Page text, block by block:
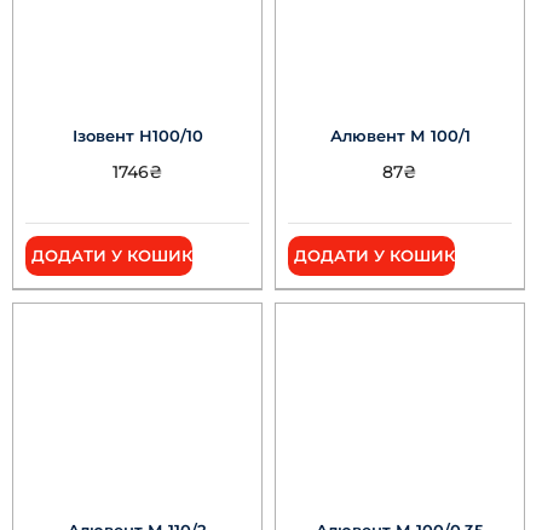
Ізовент Н100/10
1746₴
ДОДАТИ У КОШИК
Алювент М 100/1
87₴
ДОДАТИ У КОШИК